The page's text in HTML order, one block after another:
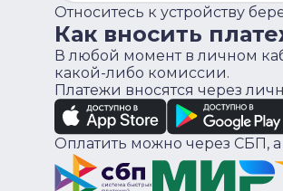
Относитесь к устройству
Как вносить
В любой момент в личном
какой-либо комиссии.
Платежи вносятся через
Оплатить можно через СБП, а